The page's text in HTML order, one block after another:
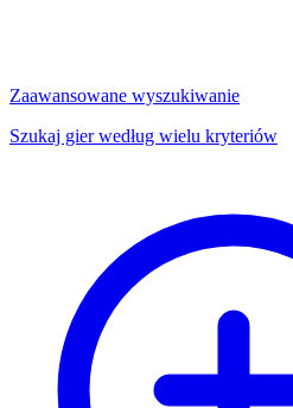
Zaawansowane wyszukiwanie
Szukaj gier według wielu kryteriów